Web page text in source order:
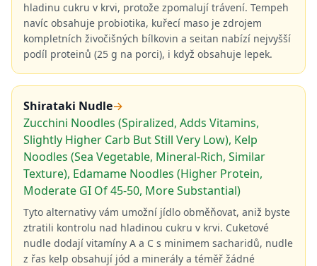
hladinu cukru v krvi, protože zpomalují trávení. Tempeh
navíc obsahuje probiotika, kuřecí maso je zdrojem
kompletních živočišných bílkovin a seitan nabízí nejvyšší
podíl proteinů (25 g na porci), i když obsahuje lepek.
Shirataki Nudle→
Zucchini Noodles (Spiralized, Adds Vitamins,
Slightly Higher Carb But Still Very Low), Kelp
Noodles (Sea Vegetable, Mineral-Rich, Similar
Texture), Edamame Noodles (Higher Protein,
Moderate GI Of 45-50, More Substantial)
Tyto alternativy vám umožní jídlo obměňovat, aniž byste
ztratili kontrolu nad hladinou cukru v krvi. Cuketové
nudle dodají vitamíny A a C s minimem sacharidů, nudle
z řas kelp obsahují jód a minerály a téměř žádné